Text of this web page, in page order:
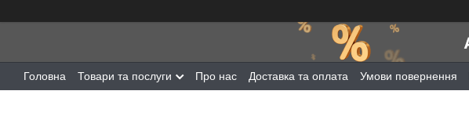
Головна Товари та послуги Про нас Доставка та оплата Умови повернення